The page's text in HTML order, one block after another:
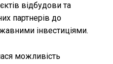
відбудови та
партнерів до
інвестиціями.
можливість